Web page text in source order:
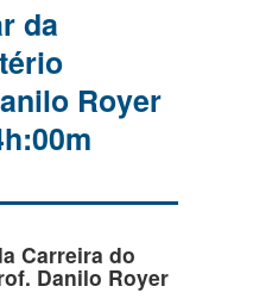
da
Royer
Carreira do
Danilo Royer